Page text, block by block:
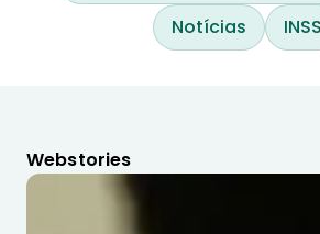
Notícias
INSS
Webstories